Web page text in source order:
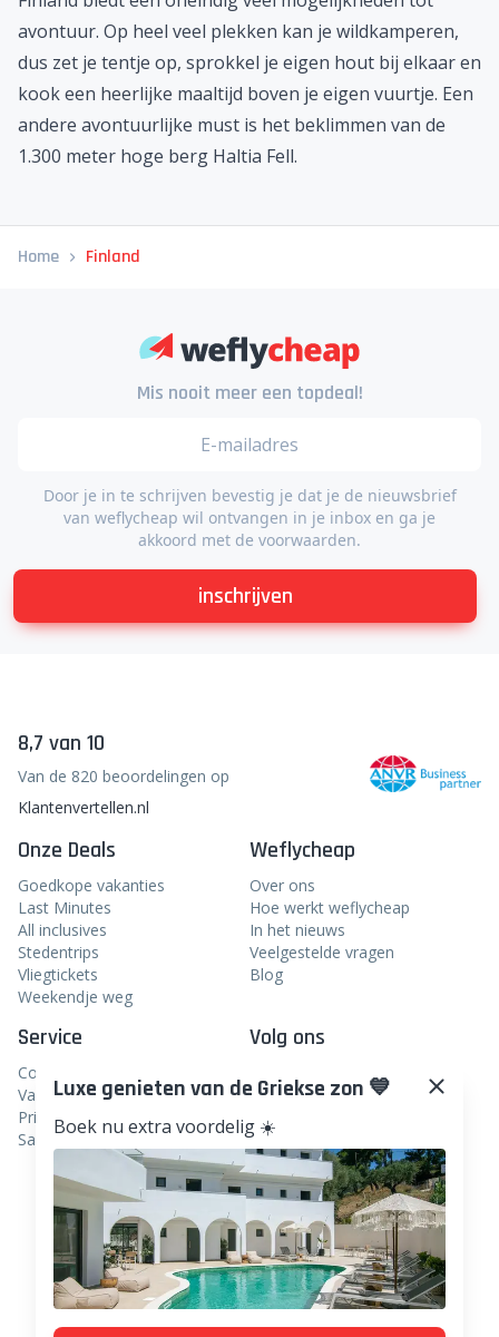
avontuur. Op heel veel plekken kan je wildkamperen,
dus zet je tentje op, sprokkel je eigen hout bij elkaar en
kook een heerlijke maaltijd boven je eigen vuurtje. Een
andere avontuurlijke must is het beklimmen van de
1.300 meter hoge berg Haltia Fell.
Home Finland
Mis nooit meer een topdeal!
Door je in te schrijven bevestig je dat je de nieuwsbrief
van weflycheap wil ontvangen in je inbox en ga je
akkoord met de voorwaarden.
inschrijven
8,7 van 10
Van de 820 beoordelingen op
Klantenvertellen.nl
Onze Deals
Goedkope vakanties
Last Minutes
All inclusives
Stedentrips
Vliegtickets
Weekendje weg
Weflycheap
Over ons
Hoe werkt weflycheap
In het nieuws
Veelgestelde vragen
Blog
Service
Contact
Vacatures
Privacy
Samenwerken
Volg ons
Linkedin
TikTok
Pinterest
WhatsApp
Luxe genieten van de Griekse zon 💙
Boek nu extra voordelig ☀️